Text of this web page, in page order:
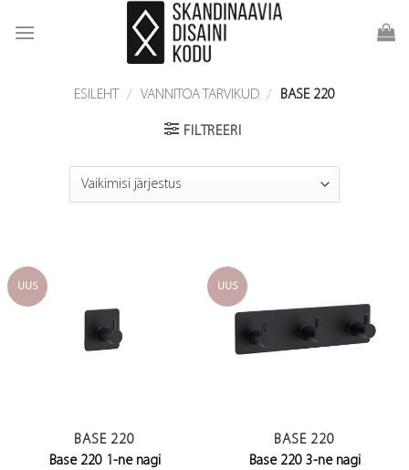
ESILEHT / VANNITOA TARVIKUD / BASE 220
FILTREERI
UUS
BASE 220
Base 220 1-ne nagi
UUS
BASE 220
Base 220 3-ne nagi